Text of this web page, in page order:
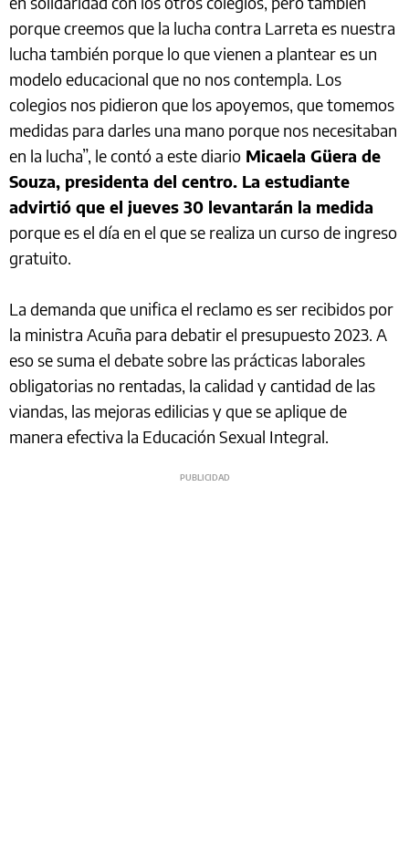
porque creemos que la lucha contra Larreta es nuestra
lucha también porque lo que vienen a plantear es un
modelo educacional que no nos contempla. Los
colegios nos pidieron que los apoyemos, que tomemos
medidas para darles una mano porque nos necesitaban
en la lucha”, le contó a este diario Micaela Güera de
Souza, presidenta del centro. La estudiante
advirtió que el jueves 30 levantarán la medida
porque es el día en el que se realiza un curso de ingreso
gratuito.
La demanda que unifica el reclamo es ser recibidos por
la ministra Acuña para debatir el presupuesto 2023. A
eso se suma el debate sobre las prácticas laborales
obligatorias no rentadas, la calidad y cantidad de las
viandas, las mejoras edilicias y que se aplique de
manera efectiva la Educación Sexual Integral.